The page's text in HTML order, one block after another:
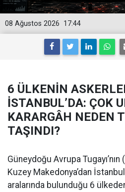
17:44
08 Ağustos 2026
6 ÜLKENİN
İSTANBUL’DA: ÇOK
KARARGÂH NEDEN
TAŞINDI?
Güneydoğu Avrupa Tugayı’nın
Kuzey Makedonya’dan
aralarında bulunduğu 6